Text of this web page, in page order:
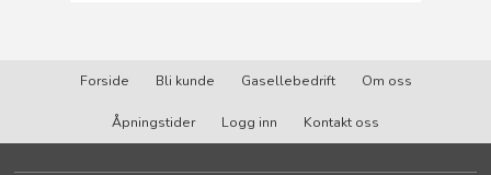
Forside Bli kunde Gasellebedrift Om oss
Åpningstider Logg inn Kontakt oss